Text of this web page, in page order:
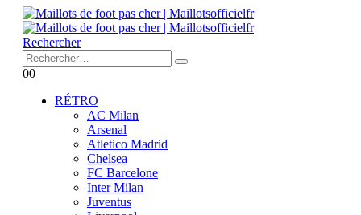
Rechercher
00
RÉTRO
AC Milan
Arsenal
Atletico Madrid
Chelsea
FC Barcelone
Inter Milan
Juventus